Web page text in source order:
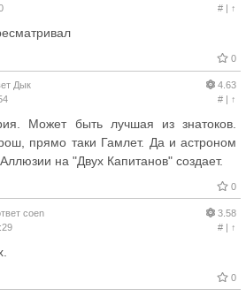
#| ↑
0
Дык
4.63
#| ↑
Может быть лучшая из знатоков.
прямо таки Гамлет. Да и астроном
на "Двух Капитанов" создает.
0
coen
3.58
#| ↑
0